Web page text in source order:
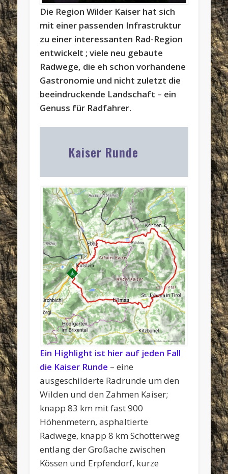
Die Region Wilder Kaiser hat sich
mit einer passenden Infrastruktur
zu einer interessanten Rad-Region
entwickelt ; viele neu gebaute
Radwege, die eh schon vorhandene
Gastronomie und nicht zuletzt die
beeindruckende Landschaft – ein
Genuss für Radfahrer.
Kaiser Runde
Ein Highlight ist hier auf jeden Fall
die Kaiser Runde – eine
ausgeschilderte Radrunde um den
Wilden und den Zahmen Kaiser;
knapp 83 km mit fast 900
Höhenmetern, asphaltierte
Radwege, knapp 8 km Schotterweg
entlang der Großache zwischen
Kössen und Erpfendorf, kurze